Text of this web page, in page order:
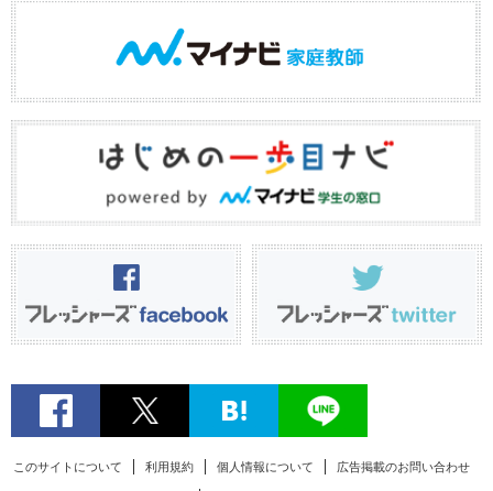
このサイトについて 利用規約 個人情報について 広告掲載のお問い合わせ